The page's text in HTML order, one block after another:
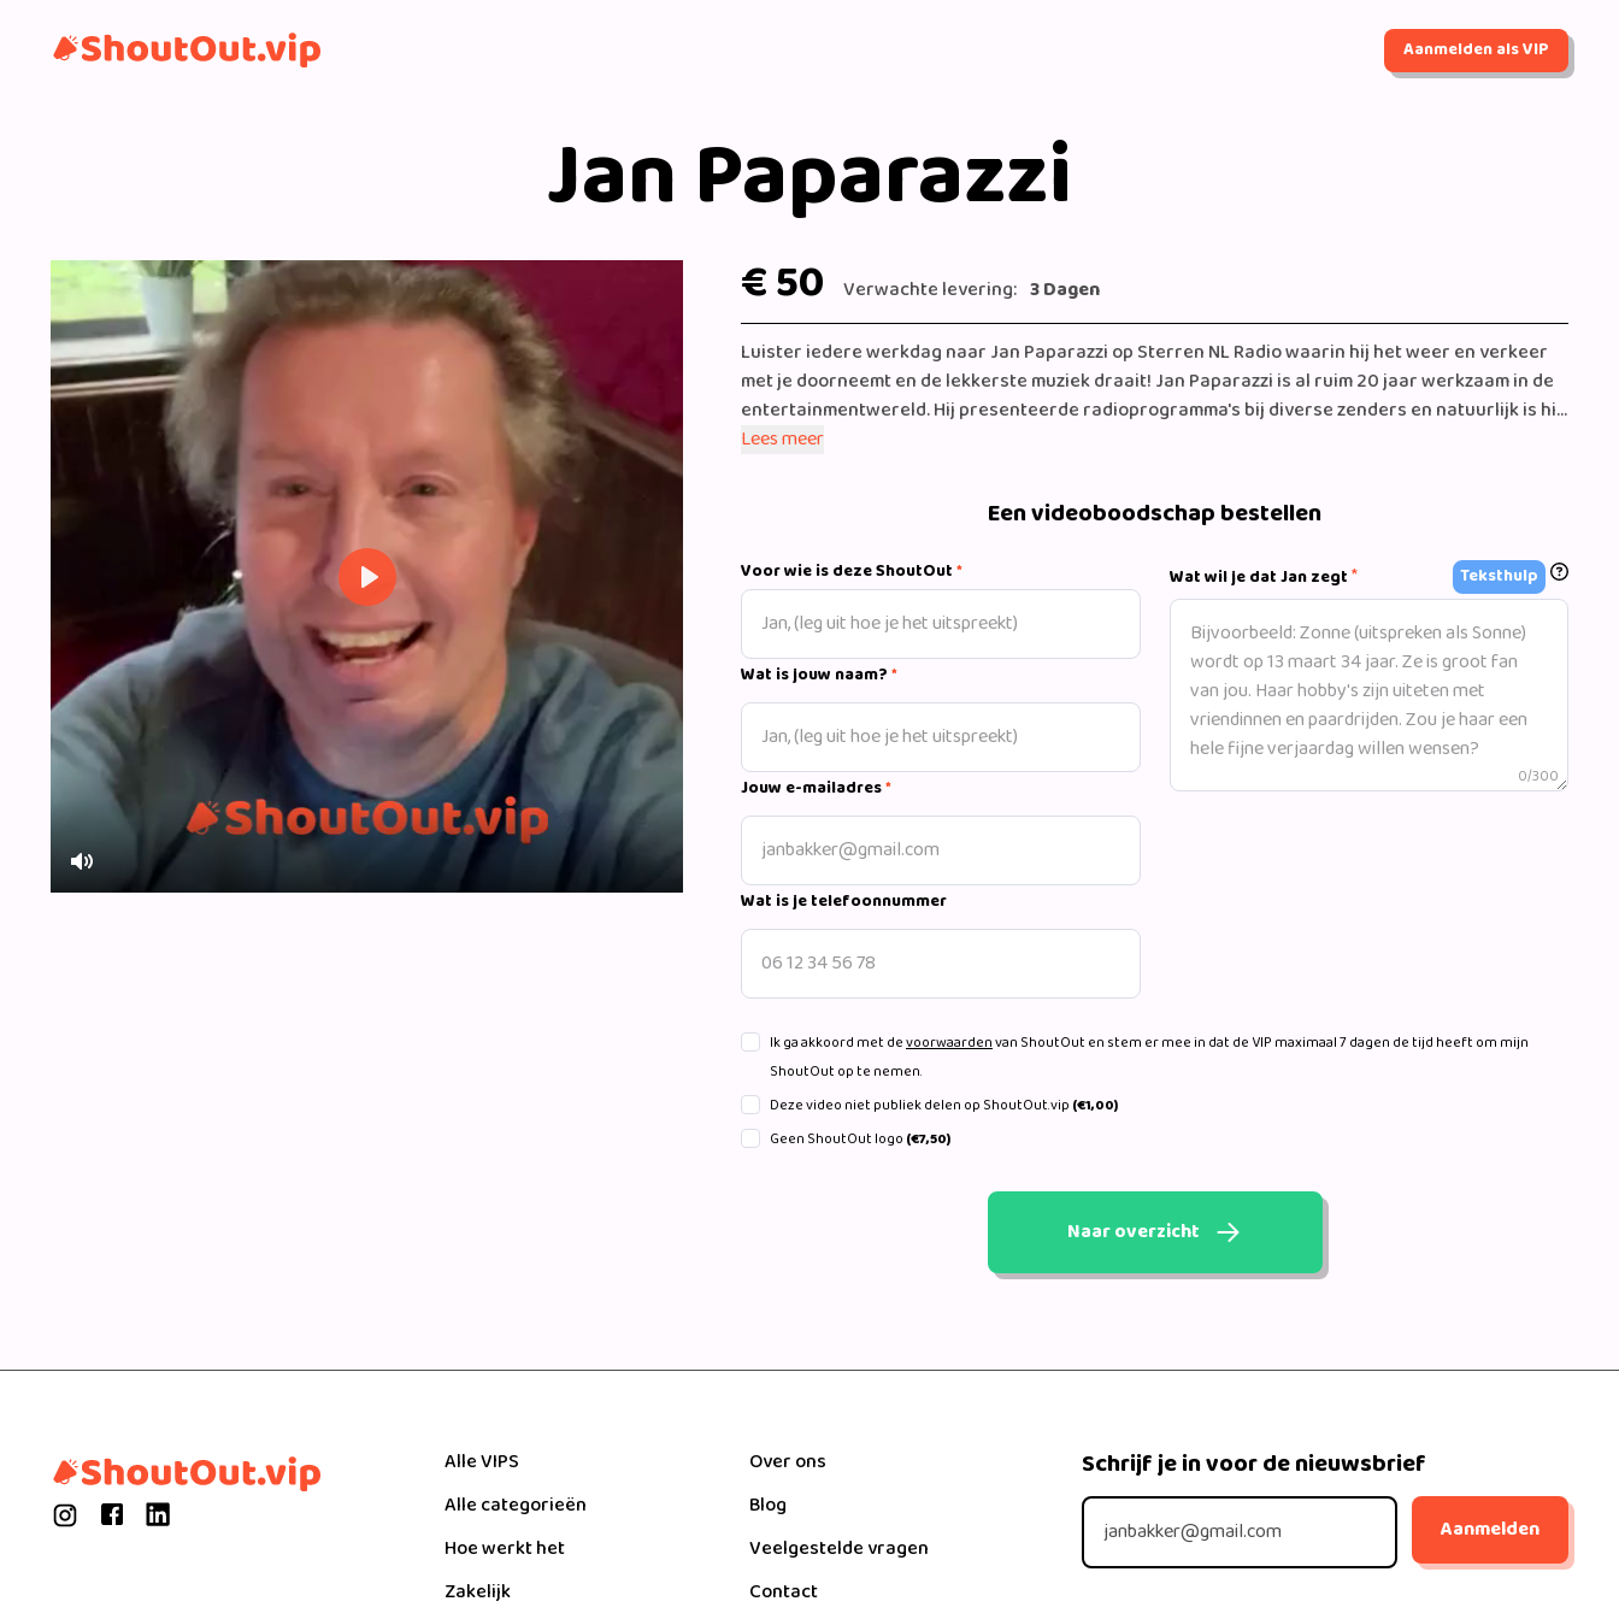
Aanmelden als VIP
Jan Paparazzi
Mute
Play
€ 50 Verwachte levering: 3 Dagen
Luister iedere werkdag naar Jan Paparazzi op Sterren NL Radio waarin hij het weer en verkeer
met je doorneemt en de lekkerste muziek draait! Jan Paparazzi is al ruim 20 jaar werkzaam in de
entertainmentwereld. Hij presenteerde radioprogramma's bij diverse zenders en natuurlijk is hij
bekend van het tv-programma Jensen!, waar hij op de bank zat met zijn onafscheidelijke rode
Lees meer
Een videoboodschap bestellen
Voor wie is deze ShoutOut*
Wat is jouw naam?*
Jouw e-mailadres*
Wat is je telefoonnummer
Wat wil je dat Jan zegt* Teksthulp
0/300
Ik ga akkoord met devoorwaardenvan ShoutOut en stem er mee in dat de VIP maximaal 7 dagen de tijd heeft om mijn
ShoutOut op te nemen.
Deze video niet publiek delen op ShoutOut.vip (€1,00)
Geen ShoutOut logo (€7,50)
Naar overzicht
Alle VIPS
Alle categorieën
Hoe werkt het
Zakelijk
Over ons
Blog
Veelgestelde vragen
Contact
Schrijf je in voor de nieuwsbrief
Aanmelden